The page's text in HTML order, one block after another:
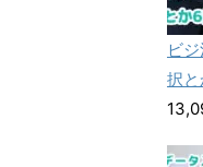
ビ
択